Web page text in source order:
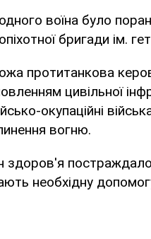
воїна було
бригади ім.
протитанкова
цивільної
окупаційні
вогню.
здоров'я
необхідну